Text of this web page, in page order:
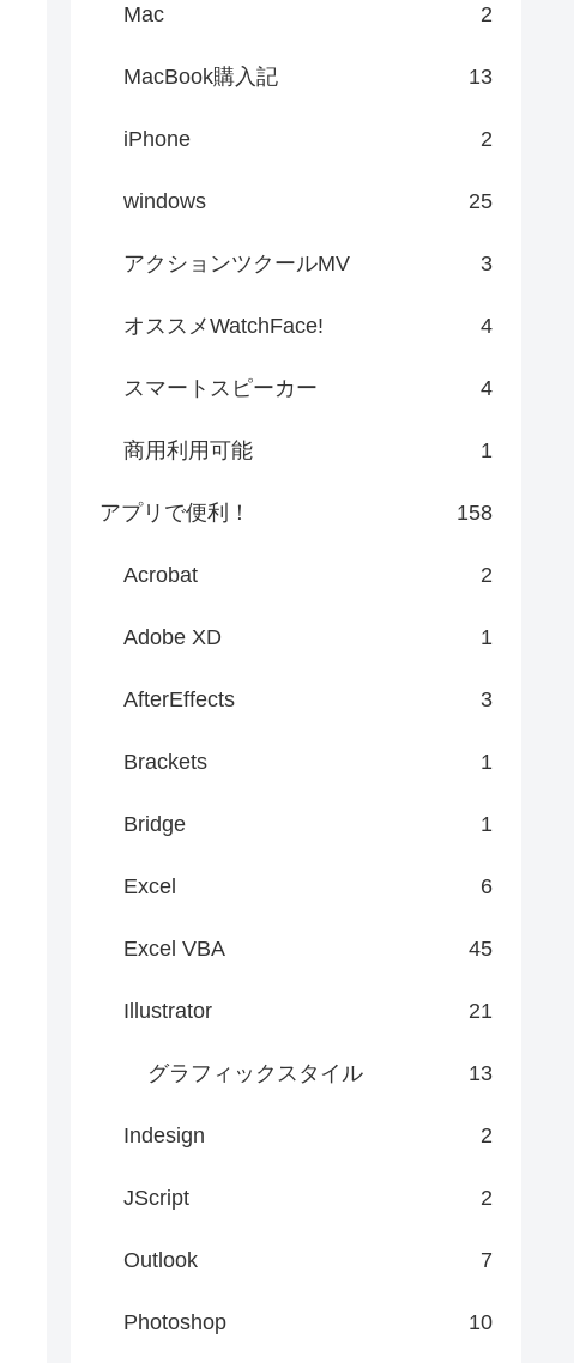
Mac 2
MacBook購入記 13
iPhone 2
windows 25
アクションツクールMV 3
オススメWatchFace! 4
スマートスピーカー 4
商用利用可能 1
アプリで便利！ 158
Acrobat 2
Adobe XD 1
AfterEffects 3
Brackets 1
Bridge 1
Excel 6
Excel VBA 45
Illustrator 21
グラフィックスタイル 13
Indesign 2
JScript 2
Outlook 7
Photoshop 10